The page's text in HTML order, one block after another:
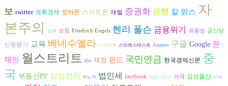
보 twitter 계획경제 장하준 스마트폰 재벌 증권화 은행 칼 맑스 자
본주의
소유 보험 Friedrich Engels 헨리 폴슨 금융위기 유동성 공산당
신용평가 교육 베네수엘라 가계부채 스트레스테스트 Amazon 구글 Google 문
재인
월스트리트 kbs 재정 펀드 국민연금 한국경제신문 중
국 부동산PF 삼성전자 박노자 법인세 facebook 쌍용자동차 가격 삼성물산 부패